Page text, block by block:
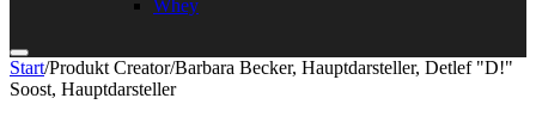
Whey
Start/Produkt Creator/Barbara Becker, Hauptdarsteller, Detlef "D!"
Soost, Hauptdarsteller